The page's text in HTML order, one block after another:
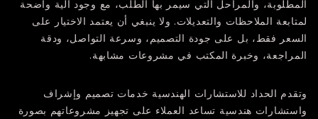
المطلوبة، والمراحل التي سيمر بها الطلب، مع وجود آلية واضحة
لمتابعة الملاحظات والتعديلات. ولا ينبغي أن يعتمد الاختيار على
السعر فقط، بل على جودة التصميم، وسرعة التواصل، ودقة
المراجعة، وخبرة المكتب في مشروعات مشابهة.
وتقدم الحداد للاستشارات الهندسية خدمات تصميم وإشراف
واستشارات هندسية تساعد العملاء على تجهيز مشروعاتهم بصورة